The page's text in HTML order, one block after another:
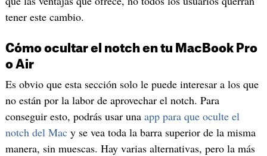
tener este cambio.
Cómo ocultar el notch en tu MacBook Pro
o Air
Es obvio que esta sección solo le puede interesar a los que
no están por la labor de aprovechar el notch. Para
conseguir esto, podrás usar una app para que oculte el
notch del Macy se vea toda la barra superior de la misma
manera, sin muescas. Hay varias alternativas, pero la más